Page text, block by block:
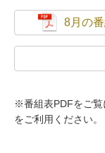
8月の
※番組表PDFをご
をご利用ください。